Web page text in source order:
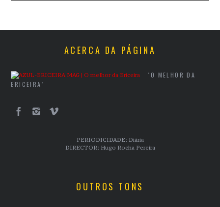
ACERCA DA PÁGINA
"O MELHOR DA
ERICEIRA"
PERIODICIDADE: Diária
DIRECTOR: Hugo Rocha Pereira
OUTROS TONS